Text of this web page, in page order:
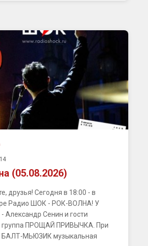
(05.08.2026)
друзья! Сегодня в 18:00 - в
Радио ШОК - РОК-ВОЛНА! У
Александр Сенин и гости
группа ПРОЩАЙ ПРИВЫЧКА. При
БАЛТ-МЬЮЗИК музыкальная